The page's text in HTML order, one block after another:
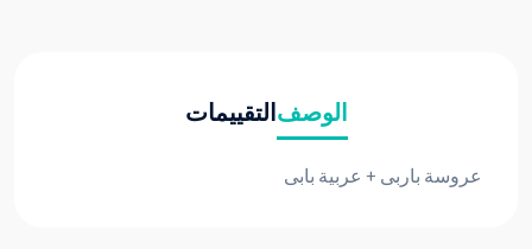
الوصفالتقييمات
عروسة باربى + عربية بابى